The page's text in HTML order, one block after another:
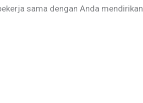
sama dengan Anda mendirikan